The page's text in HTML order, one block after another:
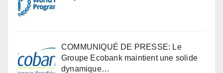
COMMUNIQUÉ DE PRESSE: Le
Groupe Ecobank maintient une solide
dynamique…